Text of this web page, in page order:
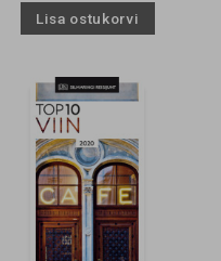
Lisa ostukorvi